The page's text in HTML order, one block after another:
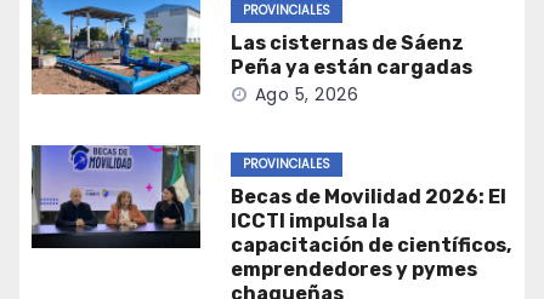
PROVINCIALES
Las cisternas de Sáenz
Peña ya están cargadas
Ago 5, 2026
PROVINCIALES
Becas de Movilidad 2026: El
ICCTI impulsa la
capacitación de científicos,
emprendedores y pymes
chaqueñas